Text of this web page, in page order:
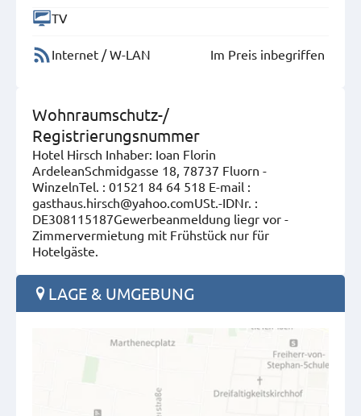
TV
Internet / W-LAN Im Preis inbegriffen
Wohnraumschutz-/
Registrierungsnummer
Hotel Hirsch Inhaber: Ioan Florin
ArdeleanSchmidgasse 18, 78737 Fluorn -
WinzelnTel. : 01521 84 64 518 E-mail :
gasthaus.hirsch@yahoo.comUSt.-IDNr. :
DE308115187Gewerbeanmeldung liegr vor -
Zimmervermietung mit Frühstück nur für
Hotelgäste.
LAGE & UMGEBUNG